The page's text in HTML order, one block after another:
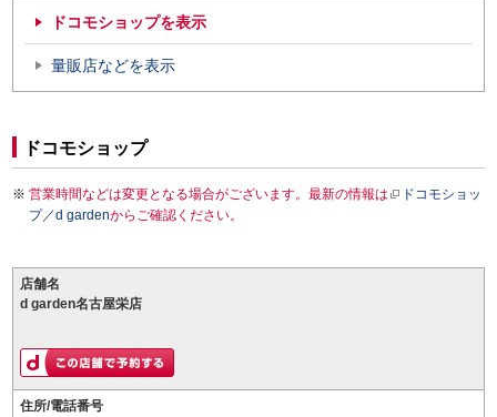
ドコモショップを表示
量販店などを表示
ドコモショップ
営業時間などは変更となる場合がございます。最新の情報は
ドコモショッ
プ／d gardenからご確認ください。
店舗名
d garden名古屋栄店
住所/電話番号